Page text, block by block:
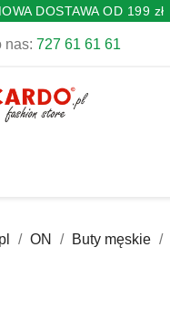
DOSTAWA OD 199 zł
nas: 727 61 61 61
ON Buty męskie